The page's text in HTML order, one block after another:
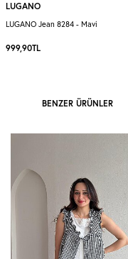
LUGANO
LUGANO Jean 8284 - Mavi
999,90TL
BENZER ÜRÜNLER